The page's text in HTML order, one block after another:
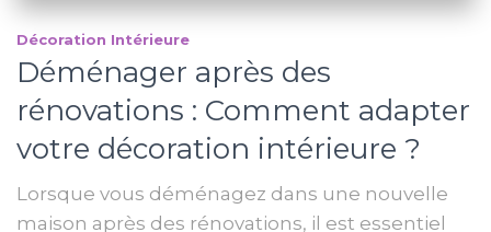
Décoration Intérieure
Déménager après des
rénovations : Comment adapter
votre décoration intérieure ?
Lorsque vous déménagez dans une nouvelle
maison après des rénovations, il est essentiel